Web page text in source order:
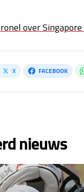
over
X FACEBOOK
nieuws